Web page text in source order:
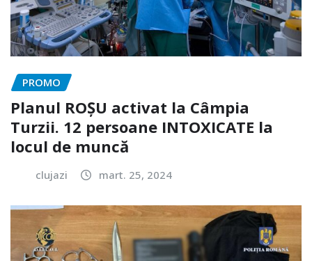
PROMO
Planul ROȘU activat la Câmpia
Turzii. 12 persoane INTOXICATE la
locul de muncă
clujazi mart. 25, 2024